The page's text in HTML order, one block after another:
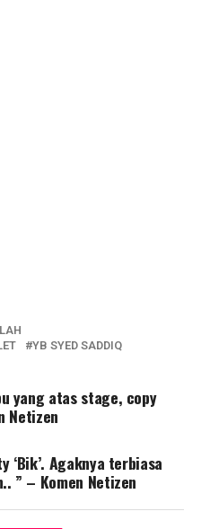
YB SYED SADDIQ
yang atas stage, copy
Netizen
‘Bik’. Agaknya terbiasa
” – Komen Netizen